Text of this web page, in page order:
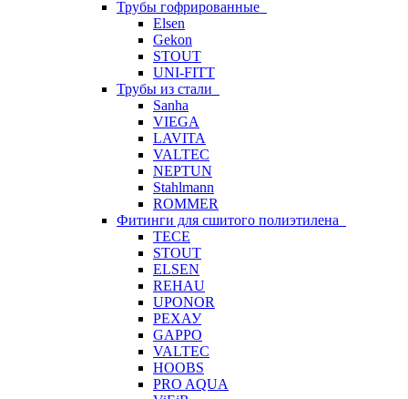
Трубы гофрированные
Elsen
Gekon
STOUT
UNI-FITT
Трубы из стали
Sanha
VIEGA
LAVITA
VALTEC
NEPTUN
Stahlmann
ROMMER
Фитинги для сшитого полиэтилена
TECE
STOUT
ELSEN
REHAU
UPONOR
РЕХАУ
GAPPO
VALTEC
HOOBS
PRO AQUA